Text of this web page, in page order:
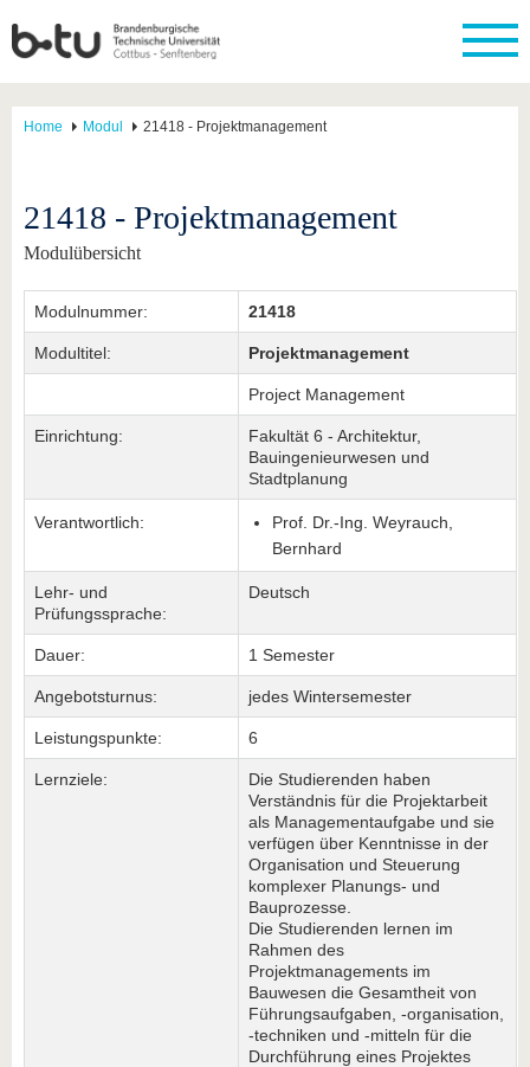
Home Modul 21418 - Projektmanagement
21418 - Projektmanagement
Modulübersicht
Modulnummer: 21418
Modultitel: Projektmanagement
Project Management
Einrichtung:
Fakultät 6 - Architektur,
Bauingenieurwesen und
Stadtplanung
Verantwortlich:
Prof. Dr.-Ing. Weyrauch,
Bernhard
Lehr- und
Prüfungssprache:
Deutsch
Dauer: 1 Semester
Angebotsturnus: jedes Wintersemester
Leistungspunkte: 6
Lernziele:
Die Studierenden haben
Verständnis für die Projektarbeit
als Managementaufgabe und sie
verfügen über Kenntnisse in der
Organisation und Steuerung
komplexer Planungs- und
Bauprozesse.
Die Studierenden lernen im
Rahmen des
Projektmanagements im
Bauwesen die Gesamtheit von
Führungsaufgaben, -organisation,
-techniken und -mitteln für die
Durchführung eines Projektes